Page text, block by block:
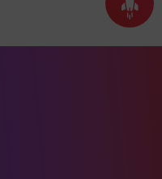
Seite
nach
oben